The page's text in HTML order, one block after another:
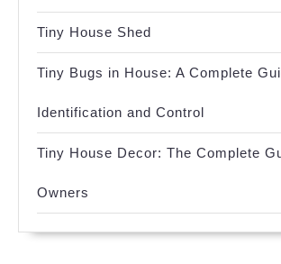
Tiny House Shed
Tiny Bugs in House: A Complete
Identification and Control
Tiny House Decor: The Complete
Owners